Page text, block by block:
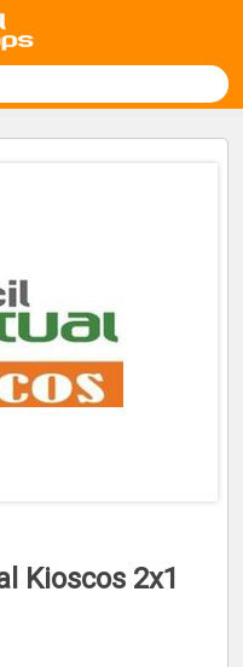
Kioscos 2x1